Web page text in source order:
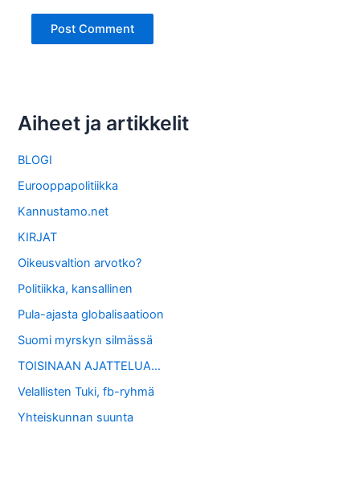
Aiheet ja artikkelit
BLOGI
Eurooppapolitiikka
Kannustamo.net
KIRJAT
Oikeusvaltion arvotko?
Politiikka, kansallinen
Pula-ajasta globalisaatioon
Suomi myrskyn silmässä
TOISINAAN AJATTELUA…
Velallisten Tuki, fb-ryhmä
Yhteiskunnan suunta